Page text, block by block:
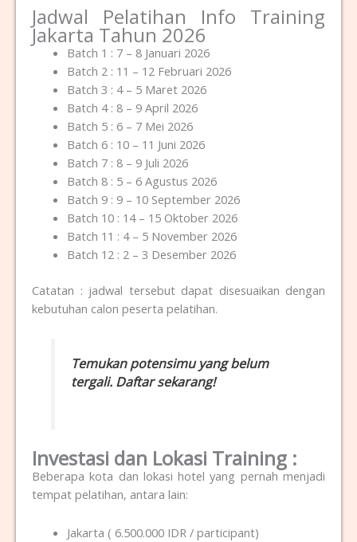
Jadwal Pelatihan Info Training
Jakarta Tahun 2026
Batch 1 : 7 – 8 Januari 2026
Batch 2 : 11 – 12 Februari 2026
Batch 3 : 4 – 5 Maret 2026
Batch 4 : 8 – 9 April 2026
Batch 5 : 6 – 7 Mei 2026
Batch 6 : 10 – 11 Juni 2026
Batch 7 : 8 – 9 Juli 2026
Batch 8 : 5 – 6 Agustus 2026
Batch 9 : 9 – 10 September 2026
Batch 10 : 14 – 15 Oktober 2026
Batch 11 : 4 – 5 November 2026
Batch 12 : 2 – 3 Desember 2026
Catatan : jadwal tersebut dapat disesuaikan dengan
kebutuhan calon peserta pelatihan.
Temukan potensimu yang belum
tergali. Daftar sekarang!
Investasi dan Lokasi Training :
Beberapa kota dan lokasi hotel yang pernah menjadi
tempat pelatihan, antara lain:
Jakarta ( 6.500.000 IDR / participant)